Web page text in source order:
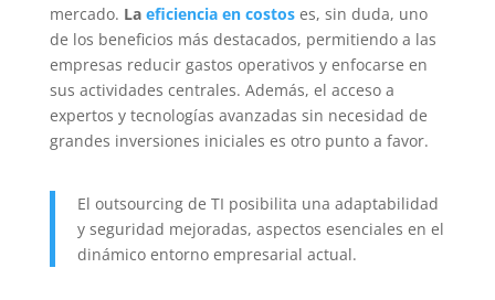
mercado. La eficiencia en costoses, sin duda, uno
de los beneficios más destacados, permitiendo a las
empresas reducir gastos operativos y enfocarse en
sus actividades centrales. Además, el acceso a
expertos y tecnologías avanzadas sin necesidad de
grandes inversiones iniciales es otro punto a favor.
El outsourcing de TI posibilita una adaptabilidad
y seguridad mejoradas, aspectos esenciales en el
dinámico entorno empresarial actual.